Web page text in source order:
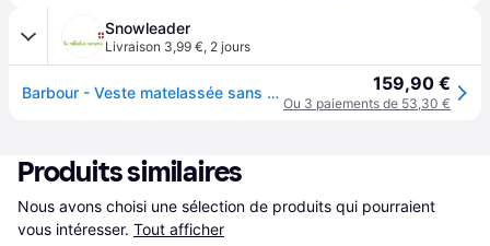
Snowleader
Livraison 3,99 €, 2 jours
Barbour - Veste matelassée sans manches - Polarquilt Waistcoat/Zip-In Liner Navy pour Homme - Taille L 159,90 €
Ou 3 paiements de 53,30 €
Produits similaires
Nous avons choisi une sélection de produits qui pourraient
vous intéresser. Tout afficher